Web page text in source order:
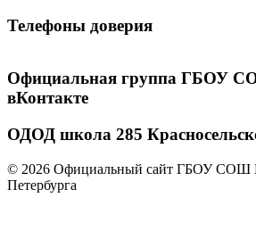
Телефоны доверия
Официальная группа ГБОУ
вКонтакте
ОДОД школа 285
© 2026 Официальный сайт ГБОУ СОШ
Петербурга